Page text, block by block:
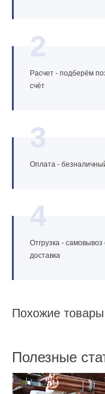
2
Расчет - подберём
счёт
3
Оплата -
4
Отгрузка - самовывоз
доставка
Похожие товары
Полезные